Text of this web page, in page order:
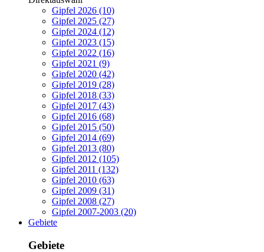
Gipfel 2026 (10)
Gipfel 2025 (27)
Gipfel 2024 (12)
Gipfel 2023 (15)
Gipfel 2022 (16)
Gipfel 2021 (9)
Gipfel 2020 (42)
Gipfel 2019 (28)
Gipfel 2018 (33)
Gipfel 2017 (43)
Gipfel 2016 (68)
Gipfel 2015 (50)
Gipfel 2014 (69)
Gipfel 2013 (80)
Gipfel 2012 (105)
Gipfel 2011 (132)
Gipfel 2010 (63)
Gipfel 2009 (31)
Gipfel 2008 (27)
Gipfel 2007-2003 (20)
Gebiete
Gebiete